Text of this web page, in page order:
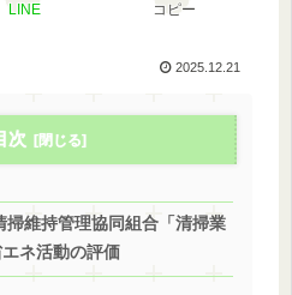
LINE コピー
2025.12.21
次
掃維持管理協同組合「清掃業
ネ活動の評価